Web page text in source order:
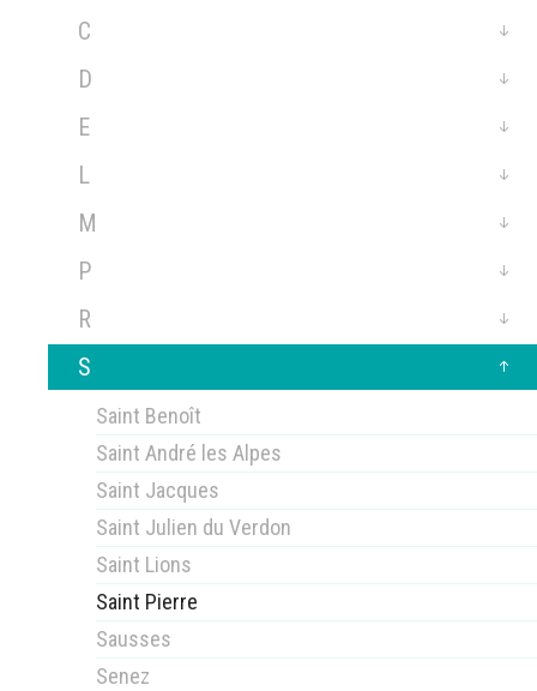
C
D
E
L
M
P
R
S
Saint Benoît
Saint André les Alpes
Saint Jacques
Saint Julien du Verdon
Saint Lions
Saint Pierre
Sausses
Senez